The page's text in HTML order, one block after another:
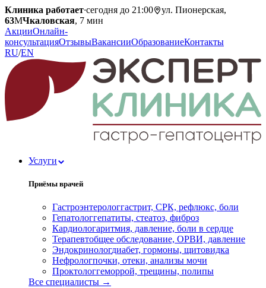
Клиника работает·сегодня до 21:00
ул. Пионерская,
63МЧкаловская, 7 мин
АкцииОнлайн-
консультацияОтзывыВакансииОбразованиеКонтакты
RU/EN
Услуги
Приёмы врачей
Гастроэнтерологгастрит, СРК, рефлюкс, боли
Гепатологгепатиты, стеатоз, фиброз
Кардиологаритмия, давление, боли в сердце
Терапевтобщее обследование, ОРВИ, давление
Эндокринологдиабет, гормоны, щитовидка
Нефрологпочки, отеки, анализы мочи
Проктологгеморрой, трещины, полипы
Все специалисты →